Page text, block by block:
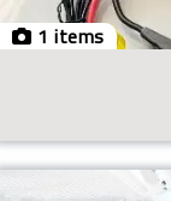
1 items